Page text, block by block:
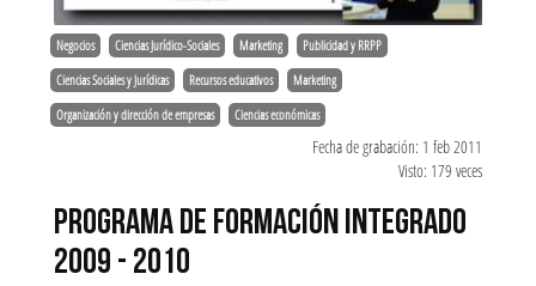
Negocios Ciencias Jurídico-Sociales Marketing Publicidad y RRPP
Ciencias Sociales y Jurídicas Recursos educativos Marketing
Organización y dirección de empresas Ciencias económicas
Fecha de grabación: 1 feb 2011
Visto: 179 veces
PROGRAMA DE FORMACIÓN INTEGRADO
2009 - 2010